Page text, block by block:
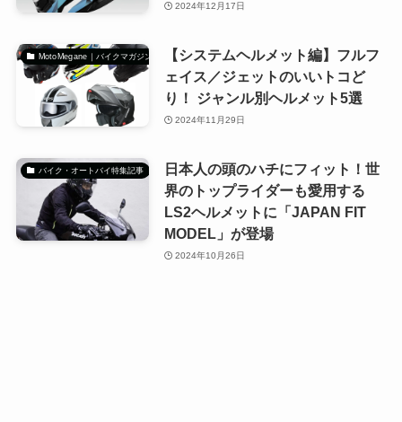
2024年12月17日
MotoMegane｜バイクマガジン
【システムヘルメット編】フルフ
ェイス／ジェットのいいトコど
り！ ジャンル別ヘルメット5選
2024年11月29日
バイク・オートバイ特集記事
日本人の頭のハチにフィット！世
界のトップライダーも愛用する
LS2ヘルメットに「JAPAN FIT
MODEL」が登場
2024年10月26日